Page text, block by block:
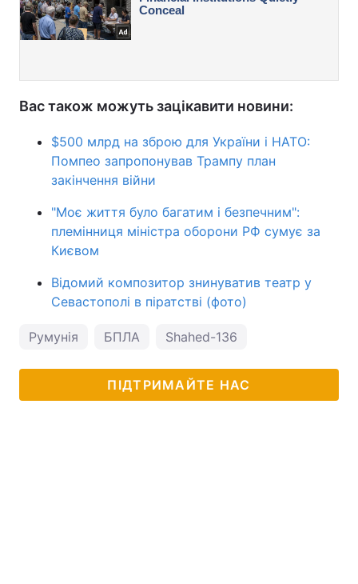
Вас також можуть зацікавити новини:
$500 млрд на зброю для України і НАТО:
Помпео запропонував Трампу план
закінчення війни
"Моє життя було багатим і безпечним":
племінниця міністра оборони РФ сумує за
Києвом
Відомий композитор знинуватив театр у
Севастополі в піратстві (фото)
Румунія БПЛА Shahed-136
ПІДТРИМАЙТЕ НАС